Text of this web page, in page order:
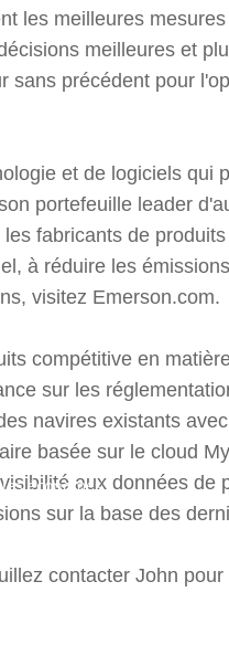
économes
les meilleures
meilleures et
sans précédent pour
et de logiciels qui
portefeuille leader
fabricants de
à réduire les
visitez Emerson.com.
compétitive en
sur les
navires existants
basée sur le cloud
aux données de
sur la base des
contacter John